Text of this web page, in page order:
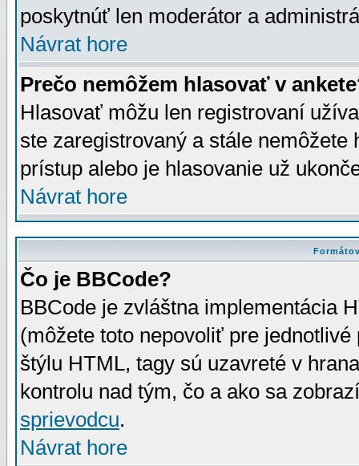
poskytnúť len moderátor a
Návrat hore
Prečo nemôžem hlasovať v
Hlasovať môžu len registrovaní
ste zaregistrovaný a stále
prístup alebo je hlasovanie už
Návrat hore
Čo je BBCode?
BBCode je zvláštna implementácia
(môžete toto nepovoliť pre
štýlu HTML, tagy sú uzavreté v
kontrolu nad tým, čo a ako sa
sprievodcu.
Návrat hore